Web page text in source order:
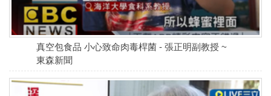
真空包食品 小心致命肉毒桿菌 - 張正明副教授 ~
東森新聞